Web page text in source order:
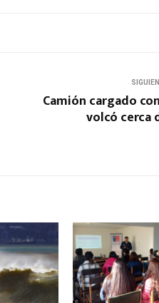
Camión cargado
volcó cerca